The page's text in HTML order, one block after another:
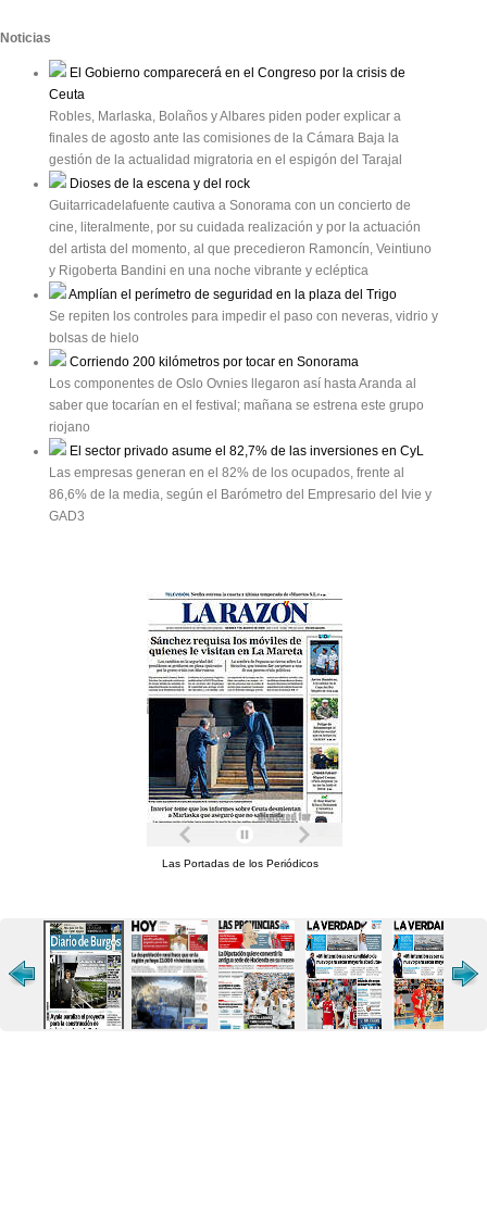
Noticias
El Gobierno comparecerá en el Congreso por la crisis de
Ceuta
Robles, Marlaska, Bolaños y Albares piden poder explicar a
finales de agosto ante las comisiones de la Cámara Baja la
gestión de la actualidad migratoria en el espigón del Tarajal
Dioses de la escena y del rock
Guitarricadelafuente cautiva a Sonorama con un concierto de
cine, literalmente, por su cuidada realización y por la actuación
del artista del momento, al que precedieron Ramoncín, Veintiuno
y Rigoberta Bandini en una noche vibrante y ecléptica
Amplían el perímetro de seguridad en la plaza del Trigo
Se repiten los controles para impedir el paso con neveras, vidrio y
bolsas de hielo
Corriendo 200 kilómetros por tocar en Sonorama
Los componentes de Oslo Ovnies llegaron así hasta Aranda al
saber que tocarían en el festival; mañana se estrena este grupo
riojano
El sector privado asume el 82,7% de las inversiones en CyL
Las empresas generan en el 82% de los ocupados, frente al
86,6% de la media, según el Barómetro del Empresario del Ivie y
GAD3
Las Portadas de los Periódicos